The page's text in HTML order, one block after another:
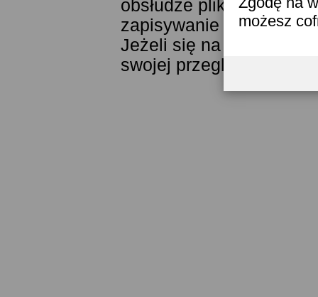
możesz
obsłudze plików
zapisywanie ich w
Jeżeli się na to nie
swojej przeglądarki.